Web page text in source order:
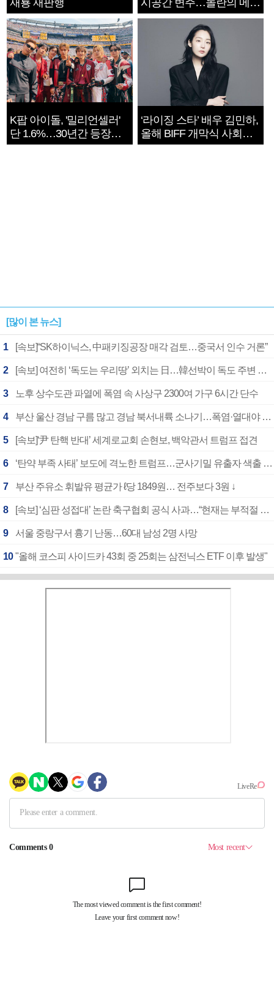
재룡 재판행
시공간 변주…놀란의 메시
지는 ‘전쟁 속죄’
K팝 아이돌, '밀리언셀러'
단 1.6%…30년간 등장
1182개팀 전수조사
‘라이징 스타’ 배우 김민하,
올해 BIFF 개막식 사회자
확정
[많이 본 뉴스]
1 [속보]“SK하이닉스, 中패키징공장 매각 검토…중국서 인수 거론”
2 [속보] 여전히 ‘독도는 우리땅’ 외치는 日…韓선박이 독도 주변 해양조사 활동하자 반발
3 노후 상수도관 파열에 폭염 속 사상구 2300여 가구 6시간 단수
4 부산 울산 경남 구름 많고 경남 북서내륙 소나기…폭염·열대야 계속
5 [속보]‘尹 탄핵 반대’ 세계로교회 손현보, 백악관서 트럼프 접견
6 ‘탄약 부족 사태’ 보도에 격노한 트럼프…군사기밀 유출자 색출 지시
7 부산 주유소 휘발유 평균가 ℓ당 1849원… 전주보다 3원 ↓
8 [속보] ‘심판 성접대’ 논란 축구협회 공식 사과…“현재는 부적절 행위 없어”
9 서울 중랑구서 흉기 난동…60대 남성 2명 사망
10 "올해 코스피 사이드카 43회 중 25회는 삼전닉스 ETF 이후 발생"